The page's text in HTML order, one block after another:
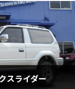
スライダー